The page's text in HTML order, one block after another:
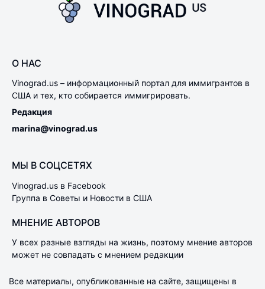
О НАС
Vinograd.us – информационный портал для иммигрантов в
США и тех, кто собирается иммигрировать.
Редакция
marina@vinograd.us
МЫ В СОЦСЕТЯХ
Vinograd.us в Facebook
Группа в Советы и Новости в США
МНЕНИЕ АВТОРОВ
У всех разные взгляды на жизнь, поэтому мнение авторов
может не совпадать с мнением редакции
Все материалы, опубликованные на сайте, защищены в